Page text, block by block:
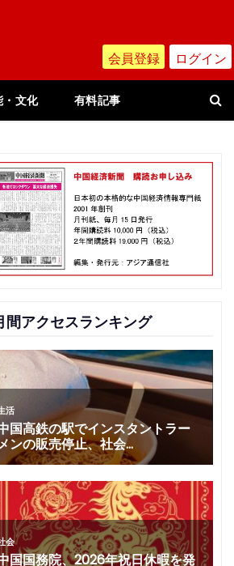
会員登録 ログイン
・文化 有料記事
間アクセスランキング